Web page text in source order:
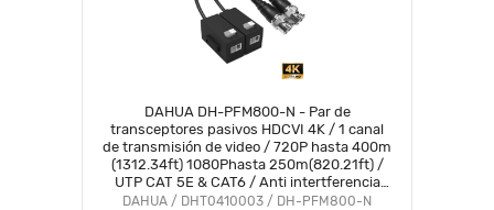
DAHUA DH-PFM800-N - Par de
transceptores pasivos HDCVI 4K / 1 canal
de transmisión de video / 720P hasta 400m
(1312.34ft) 1080Phasta 250m(820.21ft) /
UTP CAT 5E & CAT6 / Anti intertferencia
hasta 60db / Compatible con formatos
DAHUA / DHT0410003 / DH-PFM800-N